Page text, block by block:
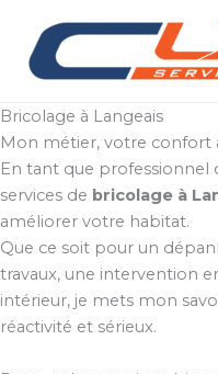
contenu
Bricolage à Langeais
Mon métier, votre confort
En tant que
services de bricolage à
améliorer votre habitat.
Que ce soit pour un
travaux, une intervention
intérieur, je mets mon
réactivité et sérieux.